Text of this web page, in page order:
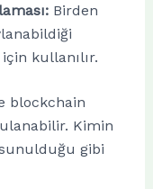
Birden
kullanılır.
blockchain
Kimin
gibi